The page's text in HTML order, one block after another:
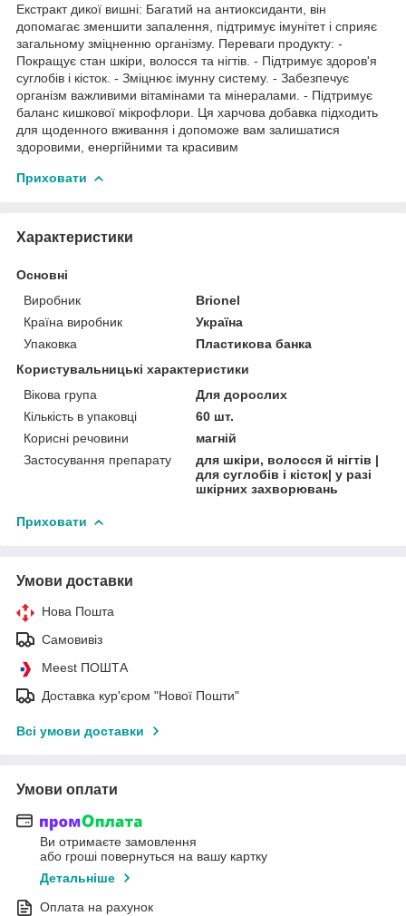
Екстракт дикої вишні: Багатий на антиоксиданти, він
допомагає зменшити запалення, підтримує імунітет і сприяє
загальному зміцненню організму. Переваги продукту: -
Покращує стан шкіри, волосся та нігтів. - Підтримує здоров'я
суглобів і кісток. - Зміцнює імунну систему. - Забезпечує
організм важливими вітамінами та мінералами. - Підтримує
баланс кишкової мікрофлори. Ця харчова добавка підходить
для щоденного вживання і допоможе вам залишатися
здоровими, енергійними та красивим
Приховати
Характеристики
Основні
Виробник
Brionel
Країна виробник
Україна
Упаковка
Пластикова банка
Користувальницькі характеристики
Вікова група
Для дорослих
Кількість в упаковці
60 шт.
Корисні речовини
магній
Застосування препарату
для шкіри, волосся й нігтів |
для суглобів і кісток| у разі
шкірних захворювань
Приховати
Умови доставки
Нова Пошта
Самовивіз
Meest ПОШТА
Доставка кур'єром "Нової Пошти"
Всі умови доставки
Умови оплати
Ви отримаєте замовлення
або гроші повернуться на вашу картку
Детальніше
Оплата на рахунок